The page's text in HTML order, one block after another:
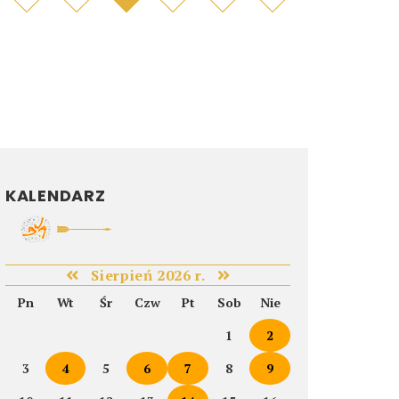
KALENDARZ
Sierpień 2026 r.
Pn Wt Śr Czw Pt Sob
Nie
1
2
3
4 5 6 7 8
9